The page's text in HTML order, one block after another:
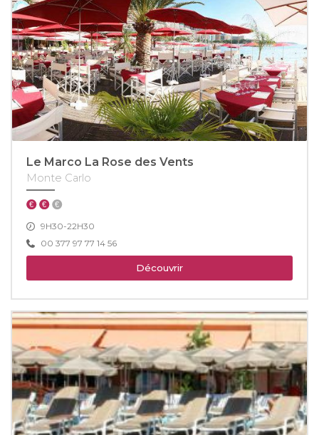
Le Marco La Rose des Vents
Monte Carlo
9H30-22H30
00 377 97 77 14 56
Découvrir